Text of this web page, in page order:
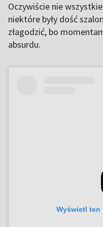
Oczywiście nie
niektóre były dość
złagodzić, bo
absurdu.
Wyświetl ten